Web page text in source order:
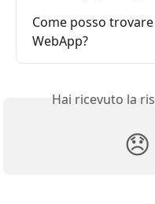
Come posso
WebApp?
Hai ricevuto la
😞